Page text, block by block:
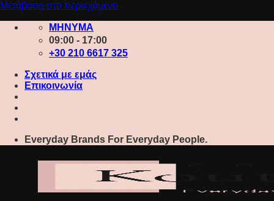
Μετάβαση στο περιεχόμενο
ΜΗΝΥΜΑ
09:00 - 17:00
+30 210 6617 325
Σχετικά με εμάς
Επικοινωνία
Everyday Brands For Everyday People.